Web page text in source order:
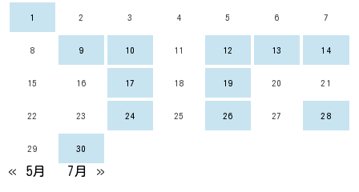
1 2 3 4 5 6 7
8 9 10 11 12 13 14
15 16 17 18 19 20 21
22 23 24 25 26 27 28
29 30
« 5月 7月 »